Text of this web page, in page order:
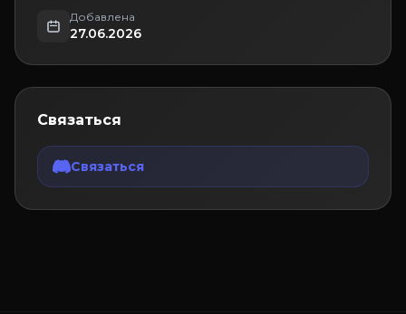
Добавлена
27.06.2026
Связаться
Связаться